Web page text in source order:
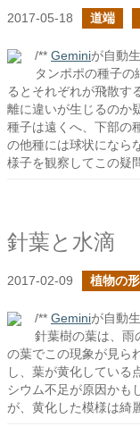
2017-05-18 道端
/** Geminiが自動
タンポポの種子
るとそれぞれが飛散す
離に違いが生じるのか
種子は遠くへ、下部の
の他種には球状になら
様子を観察してこの疑
針葉と水滴
2017-02-09 植物の形
/** Geminiが自動
針葉樹の葉は、雨
の葉でこの現象が見ら
し、葉が黄化している
シウム不足が原因かも
が、黄化した模様は綺